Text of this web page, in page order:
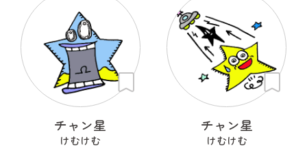
チャン星
けむけむ
チャン星
けむけむ